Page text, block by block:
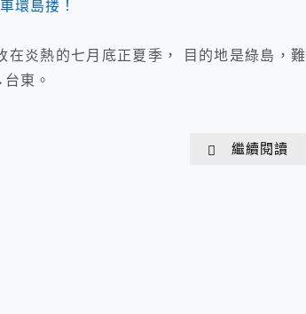
在炎熱的七月底正夏季， 目的地是綠島，難
東。
繼續閱讀